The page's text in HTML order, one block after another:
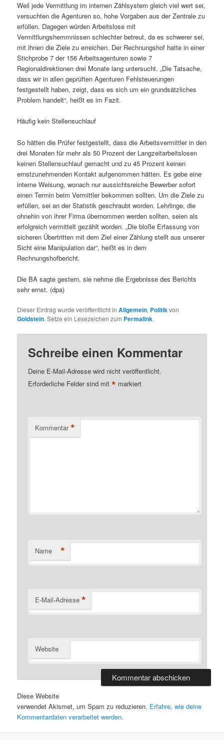
Weil jede Vermittlung im internen Zählsystem gleich viel wert sei,
versuchten die Agenturen so, hohe Vorgaben aus der Zentrale zu
erfüllen. Dagegen würden Arbeitslose mit
Vermittlungshemmnissen schlechter betreut, da es schwerer sei,
mit ihnen die Ziele zu erreichen. Der Rechnungshof hatte in einer
Stichprobe 7 der 156 Arbeitsagenturen sowie 7
Regionaldirektionen drei Monate lang untersucht. „Die Tatsache,
dass wir in allen geprüften Agenturen Fehlsteuerungen
festgestellt haben, zeigt, dass es sich um ein grundsätzliches
Problem handelt“, heißt es im Fazit.
Häufig kein Stellensuchlauf
So hätten die Prüfer festgestellt, dass die Arbeitsvermittler in den
drei Monaten für mehr als 50 Prozent der Langzeitarbeitslosen
keinen Stellensuchlauf gemacht und zu 45 Prozent keinen
ernstzunehmenden Kontakt aufgenommen hätten. Es gebe eine
interne Weisung, wonach nur aussichtsreiche Bewerber sofort
einen Termin beim Vermittler bekommen sollten. Um die Ziele zu
erfüllen, sei an der Statistik geschraubt worden. Lehrlinge, die
ohnehin von ihrer Firma übernommen werden sollten, seien als
erfolgreich vermittelt gezählt worden. „Die bloße Erfassung von
sicheren Übertritten mit dem Ziel einer Zählung stellt aus unserer
Sicht eine Manipulation dar“, heißt es in dem
Rechnungshofbericht.
Die BA sagte gestern, sie nehme die Ergebnisse des Berichts
sehr ernst. (dpa)
Dieser Eintrag wurde veröffentlicht inAllgemein, Politikvon
Goldstein. Setze ein Lesezeichen zum Permalink.
Schreibe einen Kommentar
Deine E-Mail-Adresse wird nicht veröffentlicht.
Erforderliche Felder sind mit* markiert
Kommentar *
Name *
E-Mail-Adresse *
Website
Diese Website
verwendet Akismet, um Spam zu reduzieren. Erfahre, wie deine
Kommentardaten verarbeitet werden.